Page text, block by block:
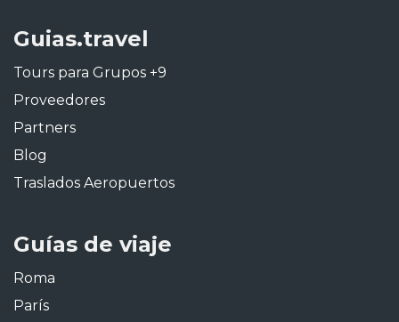
Guias.travel
Tours para Grupos +9
Proveedores
Partners
Blog
Traslados Aeropuertos
Guías de viaje
Roma
París